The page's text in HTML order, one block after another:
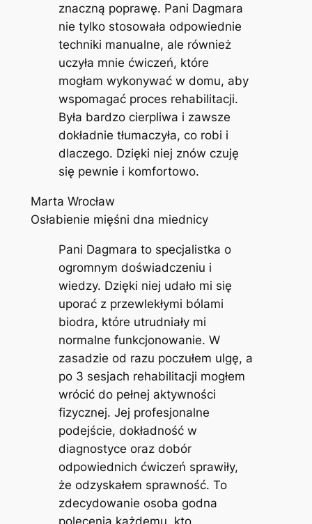
znaczną poprawę. Pani Dagmara
nie tylko stosowała odpowiednie
techniki manualne, ale również
uczyła mnie ćwiczeń, które
mogłam wykonywać w domu, aby
wspomagać proces rehabilitacji.
Była bardzo cierpliwa i zawsze
dokładnie tłumaczyła, co robi i
dlaczego. Dzięki niej znów czuję
się pewnie i komfortowo.
Marta Wrocław
Osłabienie mięśni dna miednicy
Pani Dagmara to specjalistka o
ogromnym doświadczeniu i
wiedzy. Dzięki niej udało mi się
uporać z przewlekłymi bólami
biodra, które utrudniały mi
normalne funkcjonowanie. W
zasadzie od razu poczułem ulgę, a
po 3 sesjach rehabilitacji mogłem
wrócić do pełnej aktywności
fizycznej. Jej profesjonalne
podejście, dokładność w
diagnostyce oraz dobór
odpowiednich ćwiczeń sprawiły,
że odzyskałem sprawność. To
zdecydowanie osoba godna
polecenia każdemu, kto